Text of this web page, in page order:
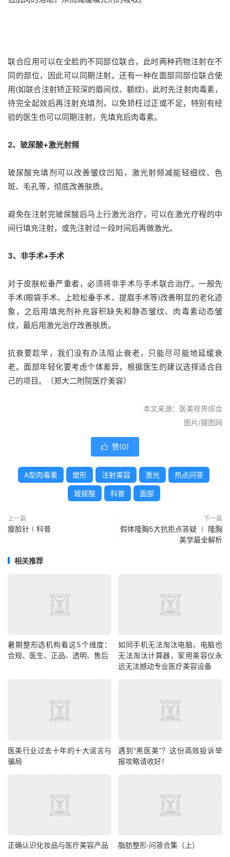
联合应用可以在全脸的不同部位联合，此时两种药物注射在不
同的部位，因此可以同期注射。还有一种在面部同部位联合使
用(如联合注射矫正较深的眉间纹、额纹)，此时先注射肉毒素，
待完全起效后再注射充填剂，以免矫枉过正或不足，特别有经
验的医生也可以同期注射，先填充后肉毒素。
2、玻尿酸+激光射频
玻尿酸充填剂可以改善皱纹凹陷，激光射频减能轻细纹、色
斑、毛孔等，彻底改善肤质。
避免在注射完玻尿酸后马上行激光治疗，可以在激光疗程的中
间行填充注射，或先注射过一段时间后再做激光。
3、非手术+手术
对于皮肤松垂严重者，必须将非手术与手术联合治疗。一般先
手术(眼袋手术、上睑松垂手术、提眉手术等)改善明显的老化迹
象，之后用填充剂补充容积缺失和静态皱纹、肉毒素动态皱
纹，最后用激光治疗改善肤质。
抗衰要趁早，我们没有办法阻止衰老，只能尽可能地延缓衰
老。面部年轻化要考虑个体差异，根据医生的建议选择适合自
己的项目。（郑大二附院医疗美容）
本文来源：医美视界综合
图片/摄图网
 赞(0)
A型肉毒素 塑形 注射美容 激光 热点问答
玻尿酸 科普 面部
上一篇
瘦脸针∣科普
下一篇
假体隆胸5大抗拒点答疑 ∣ 隆胸
美学最全解析
相关推荐
暑期整形选机构看这5个维度：
合规、医生、正品、透明、售后
如同手机无法淘汰电脑，电脑也
无法淘汰计算器，家用美容仪永
远无法撼动专业医疗美容设备
医美行业过去十年的十大谣言与
骗局
遇到“黑医美”？这份高效投诉举
报攻略请收好！​
正确认识化妆品与医疗美容产品 脂肪整形·问答合集（上）